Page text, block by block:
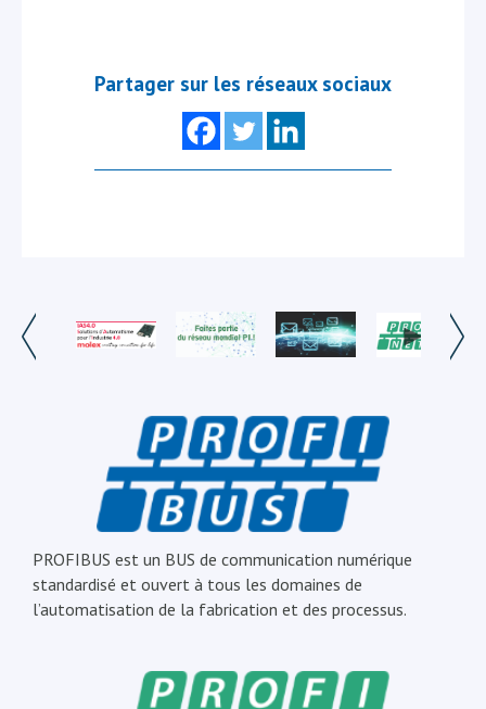
Partager sur les réseaux sociaux
PROFIBUS est un BUS de communication numérique
standardisé et ouvert à tous les domaines de
l’automatisation de la fabrication et des processus.